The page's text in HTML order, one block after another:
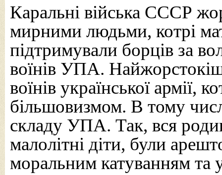
Каральні війська СССР
мирними людьми, котрі
підтримували борців за
воїнів УПА.
воїнів української армії,
більшовизмом. В тому
складу УПА. Так, вся
малолітні діти, були
моральним катуванням та